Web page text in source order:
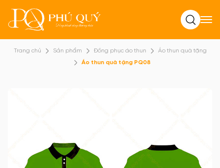
Tìm kiếm
Trang chủ Sản phẩm Đồng phục áo thun
Áo thun quà tặng
Áo thun quà tặng PQ08